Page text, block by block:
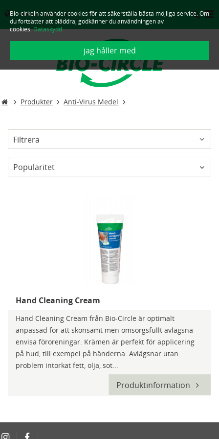
Bio-cirkeln använder cookies för att säkerställa bästa möjliga service. Om
du fortsätter att bläddra, godkänner du användningen av
cookies.Dataskydd
jag håller med
SVERIGE - SVENSKA
Produkter Anti-Virus Medel
Filtrera
Popularitet
Hand Cleaning Cream
Hand Cleaning Cream från Bio-Circle är optimalt
anpassad för att skonsamt men omsorgsfullt avlägsna
envisa föroreningar. Krämen är perfekt för applicering
på hud, till exempel på händerna. Avlägsnar utan
problem intorkat fett, olja, sot...
Produktinformation